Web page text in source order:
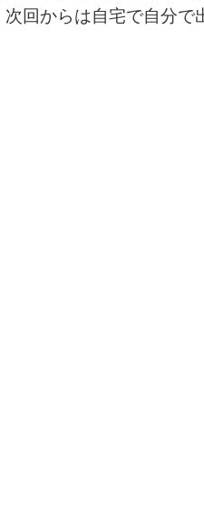
回からは自宅で自分で